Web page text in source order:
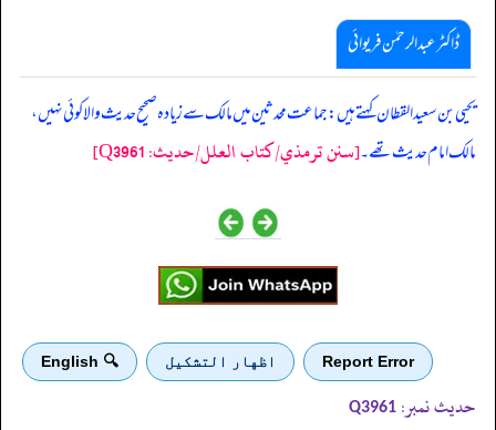
ڈاکٹر عبدالرحمٰن فریوائی
‏‏‏‏ یحیی بن سعید القطان کہتے ہیں: جماعت محدثین میں مالک سے زیادہ صحیح حدیث والا کوئی نہیں،
مالک امام حدیث تھے۔[سنن ترمذي/کتاب العلل/حدیث: Q3961]
Report Error اظهار التشكيل 🔍 English
حدیث نمبر: Q3961